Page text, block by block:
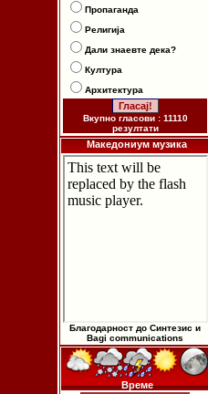
Пропаганда
Религија
Дали знаевте дека?
Култура
Архитектура
Вкупно гласови : 11110
резултати
Македониум музика
Благодарност до Синтезис и
Bagi communications
Време